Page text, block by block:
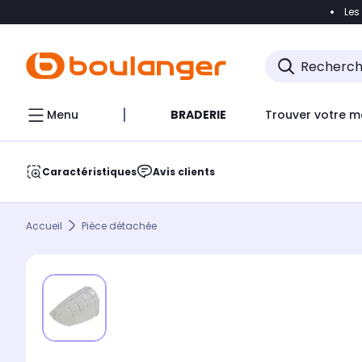
Accéder
Menu BRADERIE Trouver votre
Caractéristiques Avis clients
Accueil Pièce détachée